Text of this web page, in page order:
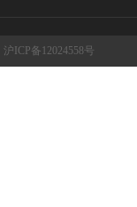
沪ICP备12024558号